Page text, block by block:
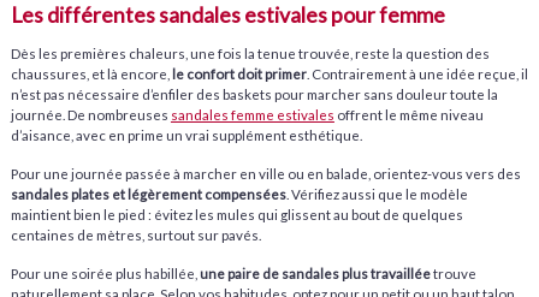
Les différentes sandales estivales pour femme
Dès les premières chaleurs, une fois la tenue trouvée, reste la question des
chaussures, et là encore, le confort doit primer. Contrairement à une idée reçue, il
n’est pas nécessaire d’enfiler des baskets pour marcher sans douleur toute la
journée. De nombreuses sandales femme estivales offrent le même niveau
d’aisance, avec en prime un vrai supplément esthétique.
Pour une journée passée à marcher en ville ou en balade, orientez-vous vers des
sandales plates et légèrement compensées. Vérifiez aussi que le modèle
maintient bien le pied : évitez les mules qui glissent au bout de quelques
centaines de mètres, surtout sur pavés.
Pour une soirée plus habillée, une paire de sandales plus travailléetrouve
naturellement sa place. Selon vos habitudes, optez pour un petit ou un haut talon,